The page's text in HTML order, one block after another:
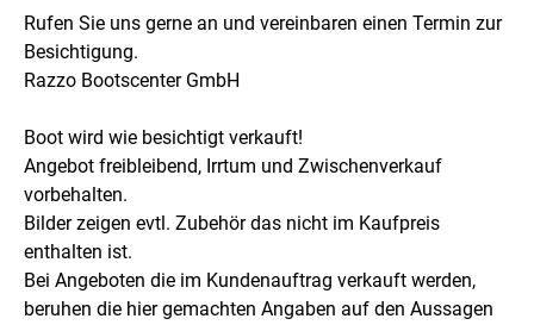
Rufen Sie uns gerne an und vereinbaren einen Termin zur
Besichtigung.
Razzo Bootscenter GmbH
Boot wird wie besichtigt verkauft!
Angebot freibleibend, Irrtum und Zwischenverkauf
vorbehalten.
Bilder zeigen evtl. Zubehör das nicht im Kaufpreis
enthalten ist.
Bei Angeboten die im Kundenauftrag verkauft werden,
beruhen die hier gemachten Angaben auf den Aussagen